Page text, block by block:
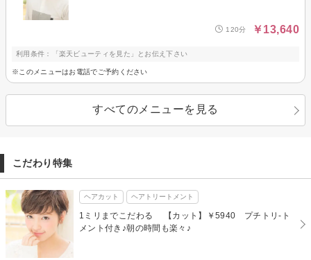
120分 ￥13,640
利用条件：「楽天ビューティを見た」とお伝え下さい
※このメニューはお電話でご予約ください
すべてのメニューを見る
こだわり特集
ヘアカット ヘアトリートメント
1ミリまでこだわる 【カット】￥5940 プチトリ-ト
メント付き♪朝の時間も楽々♪